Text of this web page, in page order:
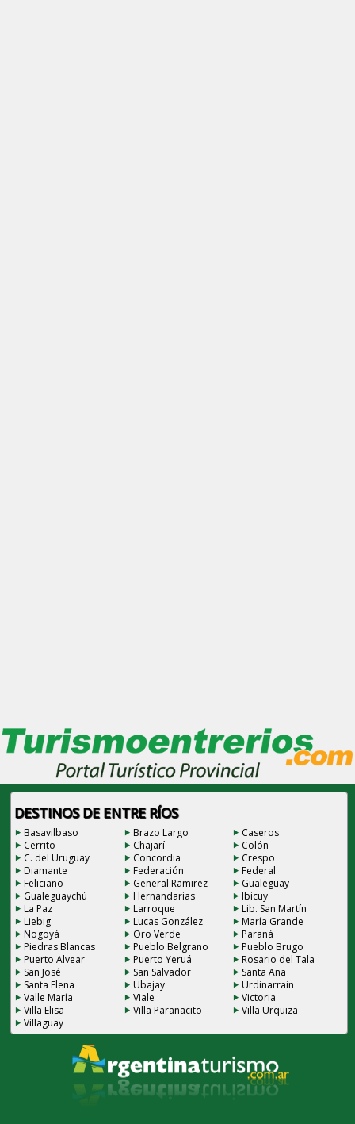
DESTINOS DE ENTRE RÍOS
Basavilbaso Brazo Largo
Caseros
Cerrito
Chajarí
Colón
C. del Uruguay
Concordia
Crespo
Diamante
Federación
Federal
Feliciano
General Ramirez
Gualeguay
Gualeguaychú
Hernandarias
Ibicuy
La Paz
Larroque
Lib. San Martín
Liebig
Lucas González
María Grande
Nogoyá
Oro Verde
Paraná
Piedras Blancas
Pueblo Belgrano
Pueblo Brugo
Puerto Alvear
Puerto Yeruá
Rosario del Tala
San José
San Salvador
Santa Ana
Santa Elena
Ubajay
Urdinarrain
Valle María
Viale
Victoria
Villa Elisa
Villa Paranacito
Villa Urquiza
Villaguay